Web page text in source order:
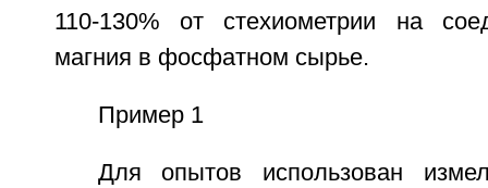
110-130% от стехиометрии на
магния в фосфатном сырье.
Пример 1
Для опытов использован